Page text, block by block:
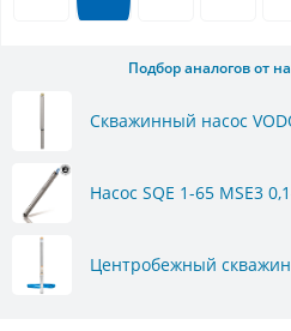
Подбор аналогов от
Скважинный насос
Насос SQE 1-65 MSE3
Центробежный